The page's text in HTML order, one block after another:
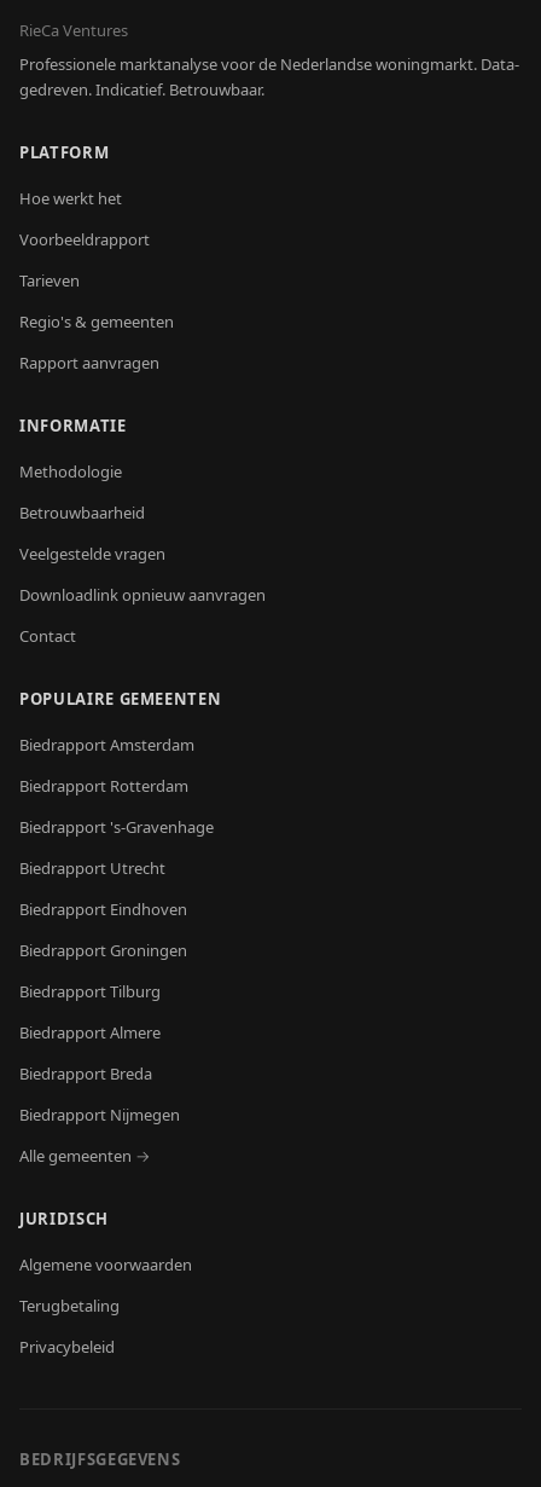
RieCa Ventures
Professionele marktanalyse voor de Nederlandse woningmarkt. Data-
gedreven. Indicatief. Betrouwbaar.
PLATFORM
Hoe werkt het
Voorbeeldrapport
Tarieven
Regio's & gemeenten
Rapport aanvragen
INFORMATIE
Methodologie
Betrouwbaarheid
Veelgestelde vragen
Downloadlink opnieuw aanvragen
Contact
POPULAIRE GEMEENTEN
BiedrapportAmsterdam
Biedrapport Rotterdam
Biedrapport 's-Gravenhage
Biedrapport Utrecht
Biedrapport Eindhoven
BiedrapportGroningen
BiedrapportTilburg
BiedrapportAlmere
Biedrapport Breda
Biedrapport Nijmegen
Alle gemeenten →
JURIDISCH
Algemene voorwaarden
Terugbetaling
Privacybeleid
BEDRIJFSGEGEVENS